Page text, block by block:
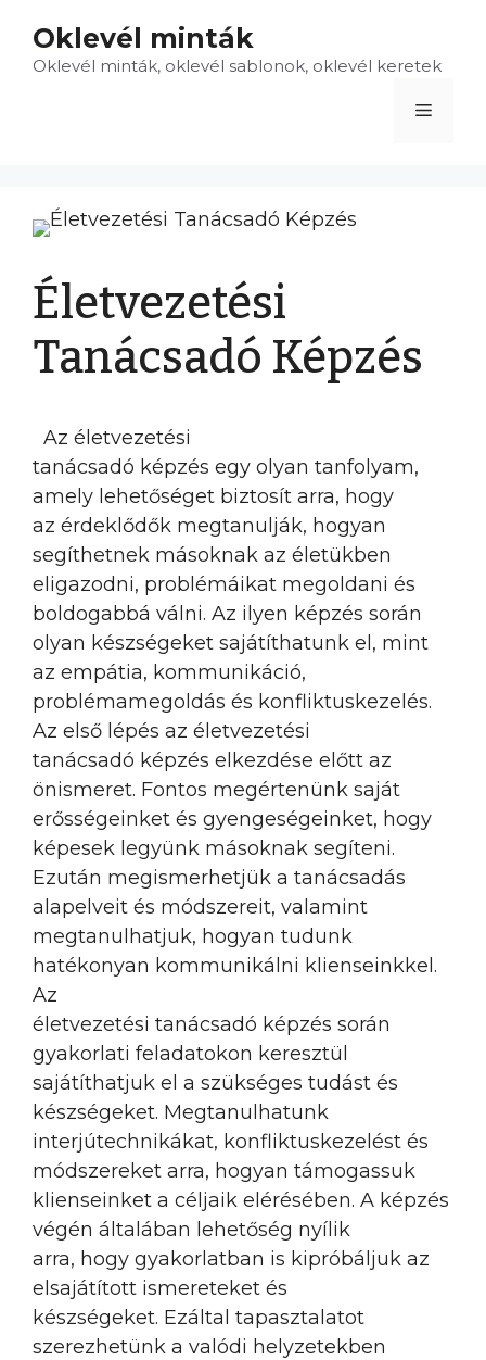
tartalomba
Oklevél minták
Oklevél minták, oklevél sablonok, oklevél keretek
Menü
Életvezetési
Tanácsadó Képzés
Az életvezetési
tanácsadó képzés egy olyan tanfolyam,
amely lehetőséget biztosít arra, hogy
az érdeklődők megtanulják, hogyan
segíthetnek másoknak az életükben
eligazodni, problémáikat megoldani és
boldogabbá válni. Az ilyen képzés során
olyan készségeket sajátíthatunk el, mint
az empátia, kommunikáció,
problémamegoldás és konfliktuskezelés.
Az első lépés az életvezetési
tanácsadó képzés elkezdése előtt az
önismeret. Fontos megértenünk saját
erősségeinket és gyengeségeinket, hogy
képesek legyünk másoknak segíteni.
Ezután megismerhetjük a tanácsadás
alapelveit és módszereit, valamint
megtanulhatjuk, hogyan tudunk
hatékonyan kommunikálni klienseinkkel.
Az
életvezetési tanácsadó képzés során
gyakorlati feladatokon keresztül
sajátíthatjuk el a szükséges tudást és
készségeket. Megtanulhatunk
interjútechnikákat, konfliktuskezelést és
módszereket arra, hogyan támogassuk
klienseinket a céljaik elérésében. A képzés
végén általában lehetőség nyílik
arra, hogy gyakorlatban is kipróbáljuk az
elsajátított ismereteket és
készségeket. Ezáltal tapasztalatot
szerezhetünk a valódi helyzetekben